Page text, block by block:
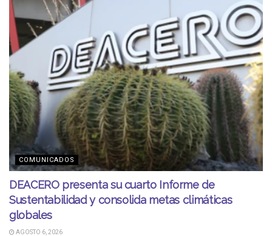
COMUNICADOS
DEACERO presenta su cuarto Informe de
Sustentabilidad y consolida metas climáticas
globales
AGOSTO 6, 2026